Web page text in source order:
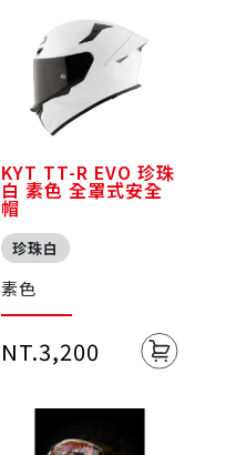
KYT TT-R EVO 珍珠
白 素色 全罩式安全
帽
珍珠白
素色
NT.3,200